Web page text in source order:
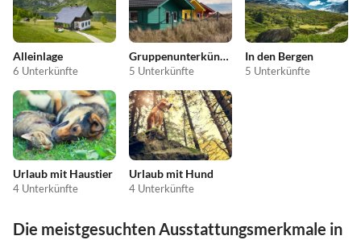
Alleinlage
6 Unterkünfte
Gruppenunterkünfte
5 Unterkünfte
In den Bergen
5 Unterkünfte
Urlaub mit Haustier
4 Unterkünfte
Urlaub mit Hund
4 Unterkünfte
Die meistgesuchten Ausstattungsmerkmale in